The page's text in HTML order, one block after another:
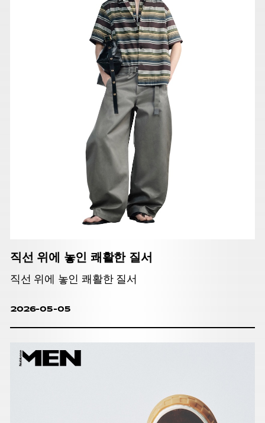
직선 위에 놓인 쾌활한 질서
직선 위에 놓인 쾌활한 질서
2026-05-05